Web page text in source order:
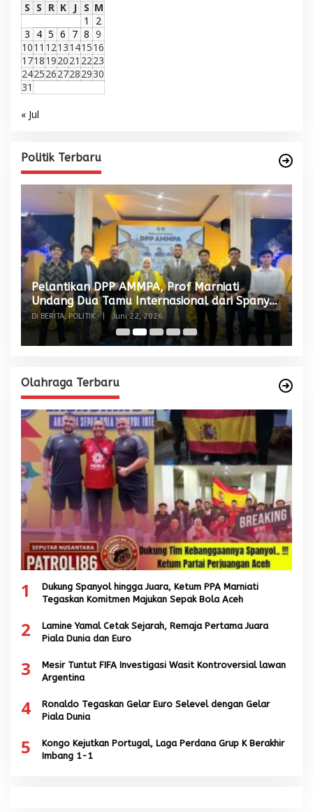
S S R K J S M
1
2
3 4 5 6 7 8 9
1011 1213141516
1718192021 2223
24252627282930
31
« Jul
Politik Terbaru
Pelantikan DPP AMMPA, Prof Marniati
Undang Dua Tamu Internasional dari Spanyol
dan Malaysia
Di BERITA, POLITIK Juni 22, 2026
Olahraga Terbaru
1
Dukung Spanyol hingga Juara, Ketum PPA Marniati
Tegaskan Komitmen Majukan Sepak Bola Aceh
2
Lamine Yamal Cetak Sejarah, Remaja Pertama Juara
Piala Dunia dan Euro
3
Mesir Tuntut FIFA Investigasi Wasit Kontroversial lawan
Argentina
4
Ronaldo Tegaskan Gelar Euro Selevel dengan Gelar
Piala Dunia
5
Kongo Kejutkan Portugal, Laga Perdana Grup K Berakhir
Imbang 1-1